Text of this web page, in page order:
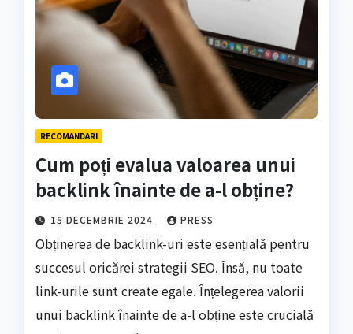
RECOMANDARI
Cum poți evalua valoarea unui
backlink înainte de a-l obține?
15 DECEMBRIE 2024 PRESS
Obținerea de backlink-uri este esențială pentru
succesul oricărei strategii SEO. Însă, nu toate
link-urile sunt create egale. Înțelegerea valorii
unui backlink înainte de a-l obține este crucială